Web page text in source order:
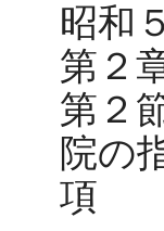
昭和
第２
第２
院の
項